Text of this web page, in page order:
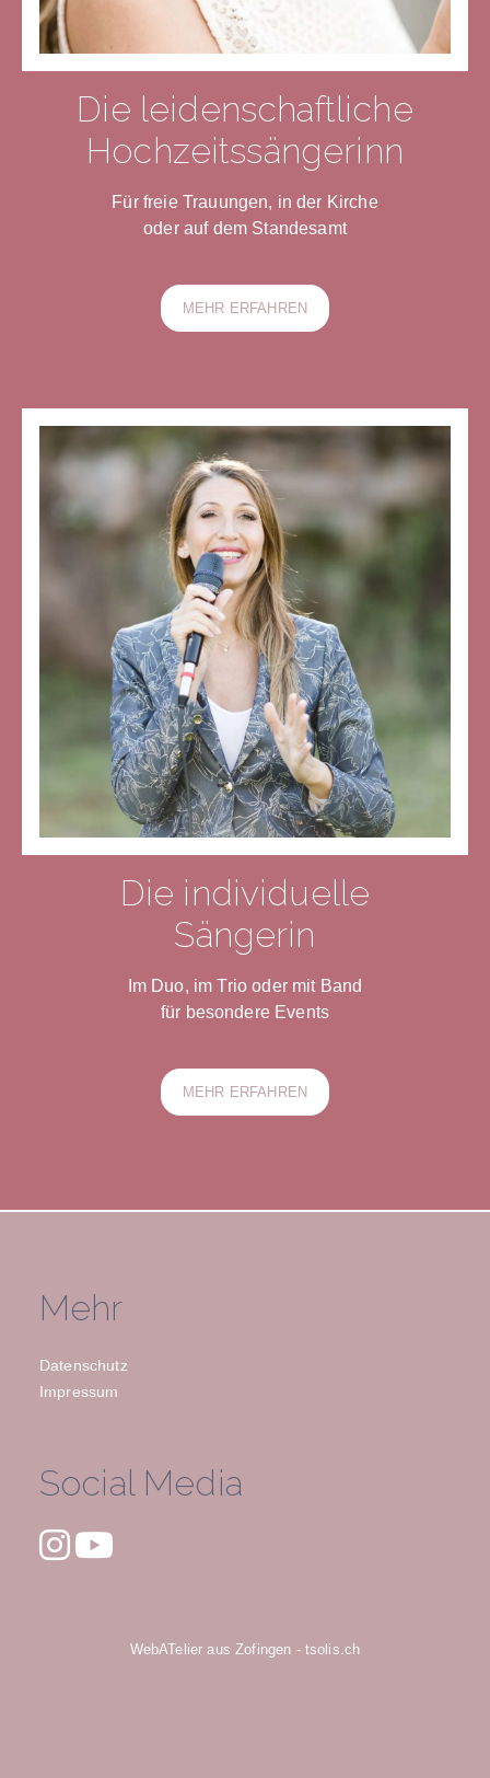
Die leidenschaftliche
Hochzeitssängerinn
Für freie Trauungen, in der Kirche
oder auf dem Standesamt
MEHR ERFAHREN
Die individuelle
Sängerin
Im Duo, im Trio oder mit Band
für besondere Events
MEHR ERFAHREN
Mehr
Datenschutz
Impressum
Social Media
WebATelier aus Zofingen - tsolis.ch